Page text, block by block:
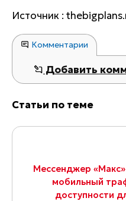
Источник :
Комментарии
Добавить
Статьи по теме
Мессенджер
мобильный
доступности